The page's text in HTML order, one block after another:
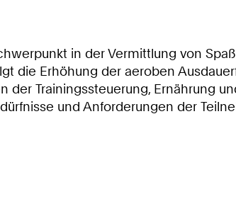
in der Vermittlung von
die Erhöhung der aeroben
der Trainingssteuerung, Ernährung
und Anforderungen der